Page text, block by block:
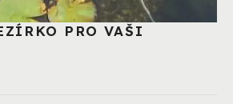
PRO VAŠI